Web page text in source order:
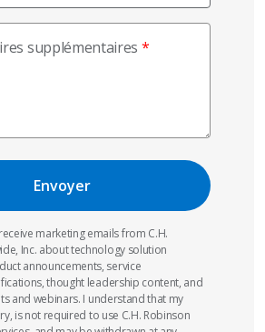
supplémentaires
marketing emails from C.H.
Inc. about technology solution
announcements, service
thought leadership content, and
and webinars. I understand that my
is not required to use C.H. Robinson